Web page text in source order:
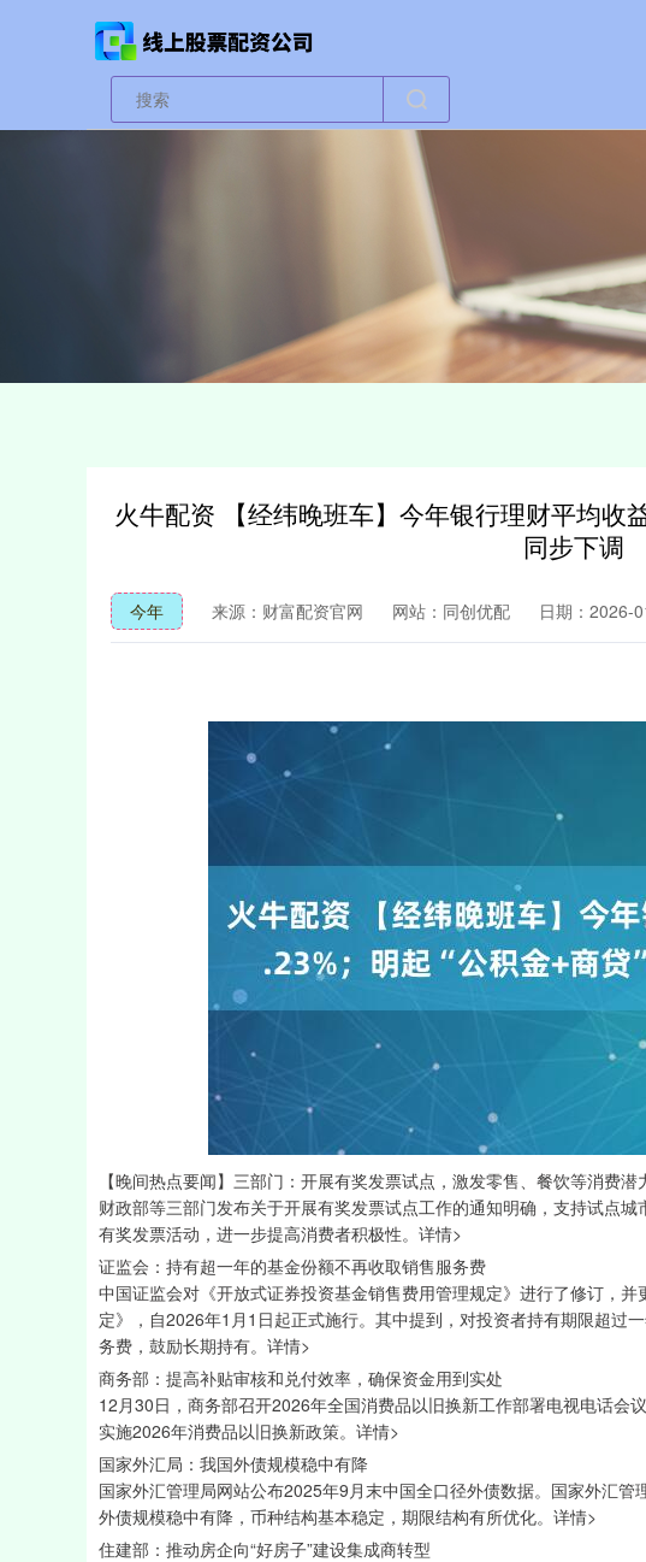
火牛配资 【经纬晚班车】今年银行理财平均收
同步下调
今年 来源：财富配资官网 网站：同创优配 日期：2026-
【晚间热点要闻】三部门：开展有奖发票试点，激发零售、餐饮等消费潜
财政部等三部门发布关于开展有奖发票试点工作的通知明确，支持试点
有奖发票活动，进一步提高消费者积极性。详情>
证监会：持有超一年的基金份额不再收取销售服务费
中国证监会对《开放式证券投资基金销售费用管理规定》进行了修订，
定》，自2026年1月1日起正式施行。其中提到，对投资者持有期限超过
务费，鼓励长期持有。详情>
商务部：提高补贴审核和兑付效率，确保资金用到实处
12月30日，商务部召开2026年全国消费品以旧换新工作部署电视电话会
实施2026年消费品以旧换新政策。详情>
国家外汇局：我国外债规模稳中有降
国家外汇管理局网站公布2025年9月末中国全口径外债数据。国家外汇
外债规模稳中有降，币种结构基本稳定，期限结构有所优化。详情>
住建部：推动房企向“好房子”建设集成商转型
深证成指 14311.01 200.89